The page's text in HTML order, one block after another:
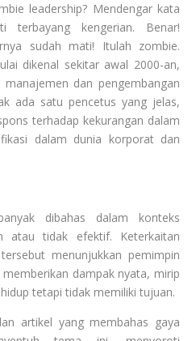
leadership? Mendengar kata
terbayang kengerian. Benar!
sudah mati! Itulah zombie.
dikenal sekitar awal 2000-an,
dan pengembangan
ada satu pencetus yang jelas,
terhadap kekurangan dalam
dalam dunia korporat dan
dibahas dalam konteks
atau tidak efektif. Keterkaitan
menunjukkan pemimpin
dampak nyata, mirip
tetapi tidak memiliki tujuan.
artikel yang membahas gaya